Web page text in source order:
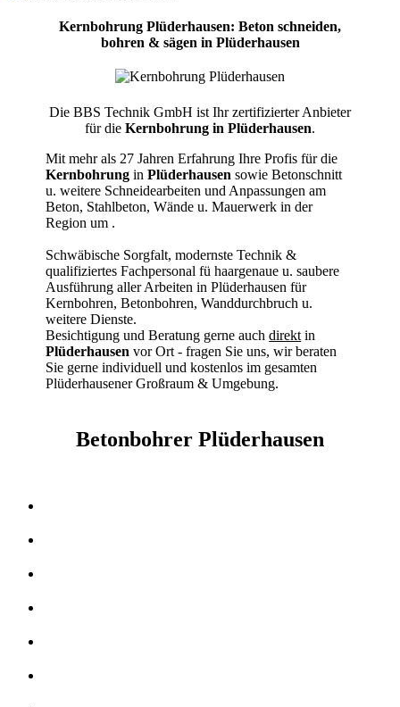
Kernbohrung Plüderhausen: Beton schneiden,
bohren & sägen in Plüderhausen
Die BBS Technik GmbH ist Ihr zertifizierter Anbieter
für die Kernbohrung in Plüderhausen.
Mit mehr als 27 Jahren Erfahrung Ihre Profis für die
Kernbohrung inPlüderhausen sowie Betonschnitt
u. weitere Schneidearbeiten und Anpassungen am
Beton, Stahlbeton, Wände u. Mauerwerk in der
Region um .
Schwäbische Sorgfalt, modernste Technik &
qualifiziertes Fachpersonalfü haargenaue u. saubere
Ausführung aller Arbeitenin Plüderhausen für
Kernbohren, Betonbohren, Wanddurchbruch u.
weitere Dienste.
Besichtigung und Beratung gerne auchdirekt in
Plüderhausen vor Ort - fragen Sie uns, wir beraten
Sie gerne individuell und kostenlos im gesamten
Plüderhausener Großraum & Umgebung.
Betonbohrer Plüderhausen